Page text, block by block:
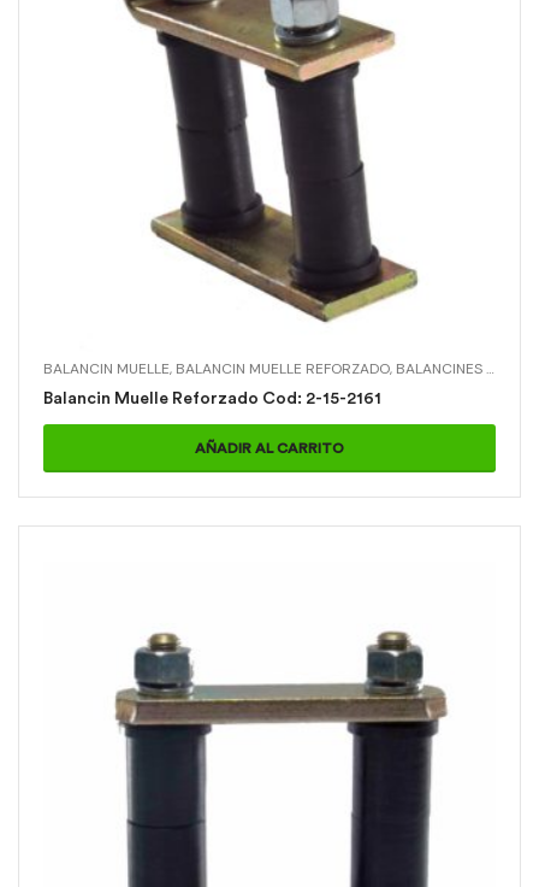
BALANCIN MUELLE, BALANCIN MUELLE REFORZADO, BALANCINES DE MUELLE
Balancin Muelle Reforzado Cod: 2-15-2161
AÑADIR AL CARRITO